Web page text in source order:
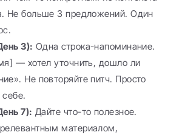
Не больше 3 предложений. Один
3): Одна строка-напоминание.
— хотел уточнить, дошло ли
Не повторяйте питч. Просто
7): Дайте что-то полезное.
материалом,